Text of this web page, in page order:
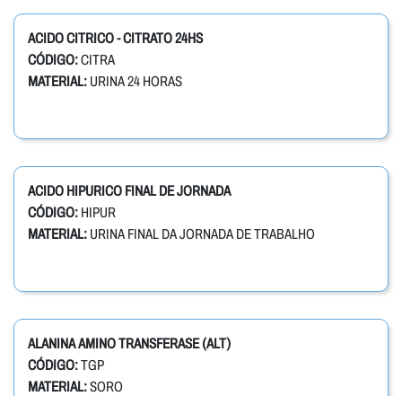
ACIDO CITRICO - CITRATO 24HS
CÓDIGO:CITRA
MATERIAL: URINA 24 HORAS
ACIDO HIPURICO FINAL DE JORNADA
CÓDIGO: HIPUR
MATERIAL: URINA FINAL DA JORNADA DE TRABALHO
ALANINA AMINO TRANSFERASE (ALT)
CÓDIGO:TGP
MATERIAL:SORO